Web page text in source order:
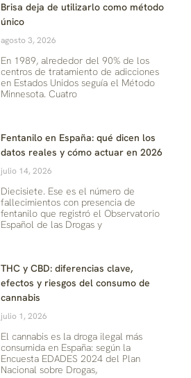
Brisa deja de utilizarlo como método
único
agosto 3, 2026
En 1989, alrededor del 90% de los
centros de tratamiento de adicciones
en Estados Unidos seguía el Método
Minnesota. Cuatro
Fentanilo en España: qué dicen los
datos reales y cómo actuar en 2026
julio 14, 2026
Diecisiete. Ese es el número de
fallecimientos con presencia de
fentanilo que registró el Observatorio
Español de las Drogas y
THC y CBD: diferencias clave,
efectos y riesgos del consumo de
cannabis
julio 1, 2026
El cannabis es la droga ilegal más
consumida en España: según la
Encuesta EDADES 2024 del Plan
Nacional sobre Drogas,